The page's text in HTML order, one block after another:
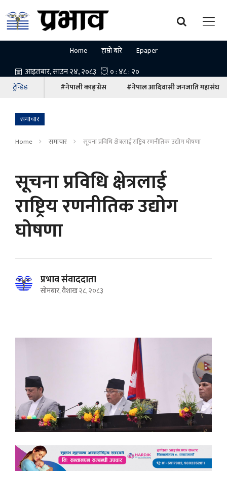
Home हाम्रो बारे Epaper
ट्रेन्डिङ #नेपाली काङ्ग्रेस #नेपाल आदिवासी जनजाति महासंघ
समाचार
Home समाचार सूचना प्रविधि क्षेत्रलाई राष्ट्रिय रणनीतिक उद्योग घोषणा
सूचना प्रविधि क्षेत्रलाई
राष्ट्रिय रणनीतिक उद्योग
घोषणा
प्रभाव संवाददाता
सोमबार, वैशाख २८, २०८३